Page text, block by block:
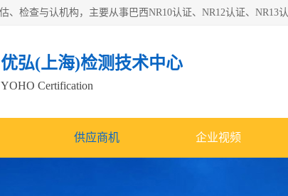
优弘(上海)检测技术中心
YOHO Certification
供应商机 企业视频